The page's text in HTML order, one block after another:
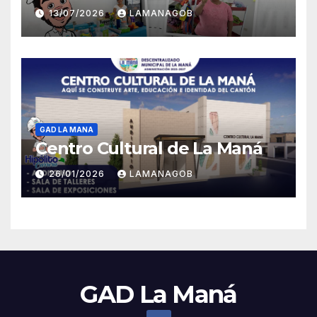
13/07/2026 LAMANAGOB
GAD LA MANA
Centro Cultural de La Maná
26/01/2026 LAMANAGOB
GAD La Maná